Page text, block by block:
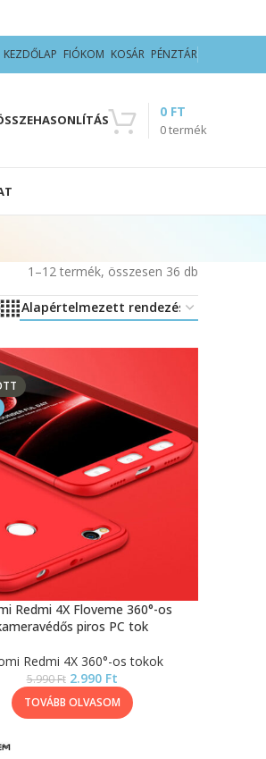
KEZDŐLAP FIÓKOM KOSÁR PÉNZTÁR
0termék
0 FT
1–12 termék, összesen 36 db
Redmi 4X Floveme 360°-os
piros PC tok
Redmi 4X 360°-os tokok
5.990Ft 2.990 Ft
TOVÁBB OLVASOM